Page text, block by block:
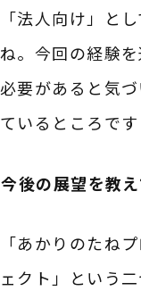
「法人向け」と
ね。今回の経験
必要があると気
ているところです
――今後の展望を教
「あかりのたね
ェクト」という